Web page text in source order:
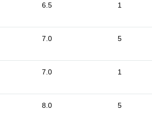
6.5 1
7.0 5
7.0 1
8.0 5